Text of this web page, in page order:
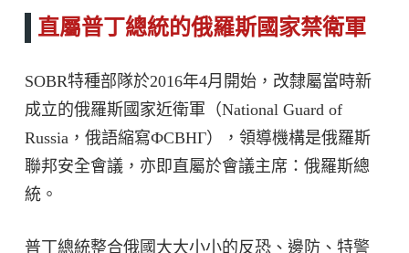
直屬普丁總統的俄羅斯國家禁衛軍
SOBR特種部隊於2016年4月開始，改隸屬當時新
成立的俄羅斯國家近衛軍（National Guard of
Russia，俄語縮寫ФСВНГ），領導機構是俄羅斯
聯邦安全會議，亦即直屬於會議主席：俄羅斯總
統。
普丁總統整合俄國大大小小的反恐、邊防、特警